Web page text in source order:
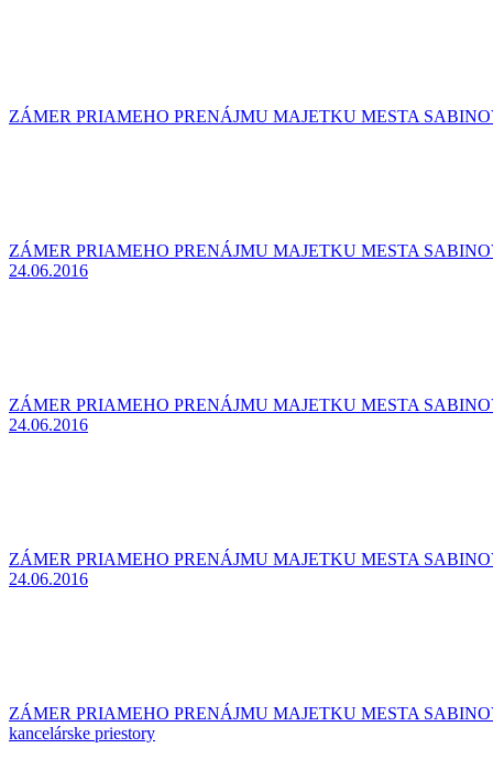
ZÁMER PRIAMEHO PRENÁJMU MAJETKU MESTA
ZÁMER PRIAMEHO PRENÁJMU MAJETKU MESTA
24.06.2016
ZÁMER PRIAMEHO PRENÁJMU MAJETKU MESTA
24.06.2016
ZÁMER PRIAMEHO PRENÁJMU MAJETKU MESTA
24.06.2016
ZÁMER PRIAMEHO PRENÁJMU MAJETKU MESTA
kancelárske priestory